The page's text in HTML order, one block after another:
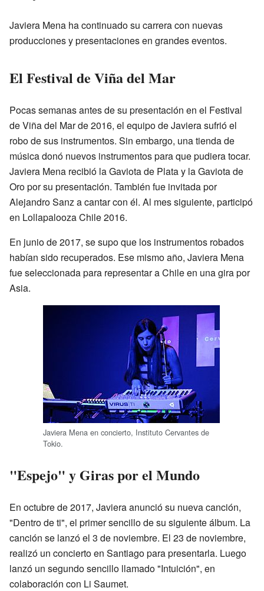
Javiera Mena ha continuado su carrera con nuevas
producciones y presentaciones en grandes eventos.
El Festival de Viña del Mar
Pocas semanas antes de su presentación en el Festival
de Viña del Mar de 2016, el equipo de Javiera sufrió el
robo de sus instrumentos. Sin embargo, una tienda de
música donó nuevos instrumentos para que pudiera tocar.
Javiera Mena recibió la Gaviota de Plata y la Gaviota de
Oro por su presentación. También fue invitada por
Alejandro Sanz a cantar con él. Al mes siguiente, participó
en Lollapalooza Chile 2016.
En junio de 2017, se supo que los instrumentos robados
habían sido recuperados. Ese mismo año, Javiera Mena
fue seleccionada para representar a Chile en una gira por
Asia.
Javiera Mena en concierto, Instituto Cervantes de
Tokio.
"Espejo" y Giras por el Mundo
En octubre de 2017, Javiera anunció su nueva canción,
"Dentro de ti", el primer sencillo de su siguiente álbum. La
canción se lanzó el 3 de noviembre. El 23 de noviembre,
realizó un concierto en Santiago para presentarla. Luego
lanzó un segundo sencillo llamado "Intuición", en
colaboración con Li Saumet.